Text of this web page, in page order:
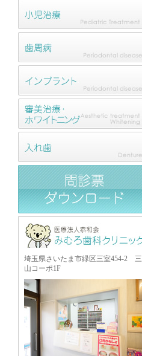
埼玉県さいたま市緑区三室454-2 三
山コーポ1F